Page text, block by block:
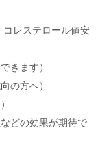
コレステロール値安
きます）
の方へ）
どの効果が期待で